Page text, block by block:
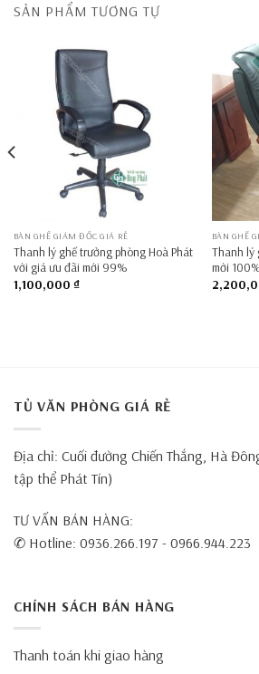
SẢN PHẨM TƯƠNG TỰ
BÀN GHẾ GIÁM ĐỐC GIÁ RẺ
Thanh lý ghế trưởng phòng Hoà Phát
với giá ưu đãi mới 99%
1,100,000 ₫
BÀN GHẾ
Thanh lý
mới
TỦ VĂN PHÒNG GIÁ RẺ
Địa chỉ: Cuối đường Chiến Thắng, Hà
tập thể Phát Tín)
TƯ VẤN BÁN HÀNG:
✆ Hotline: 0936.266.197 - 0966.944.223
CHÍNH SÁCH BÁN HÀNG
Thanh toán khi giao hàng